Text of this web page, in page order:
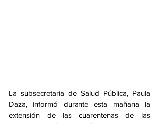
La subsecretaria de Salud Pública, Paula
Daza, informó durante esta mañana la
extensión de las cuarentenas de las